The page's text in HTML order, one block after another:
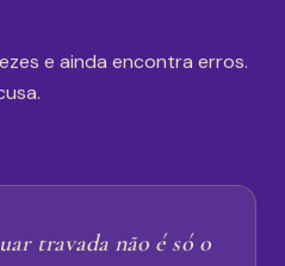
e ainda encontra erros.
travada não é só o